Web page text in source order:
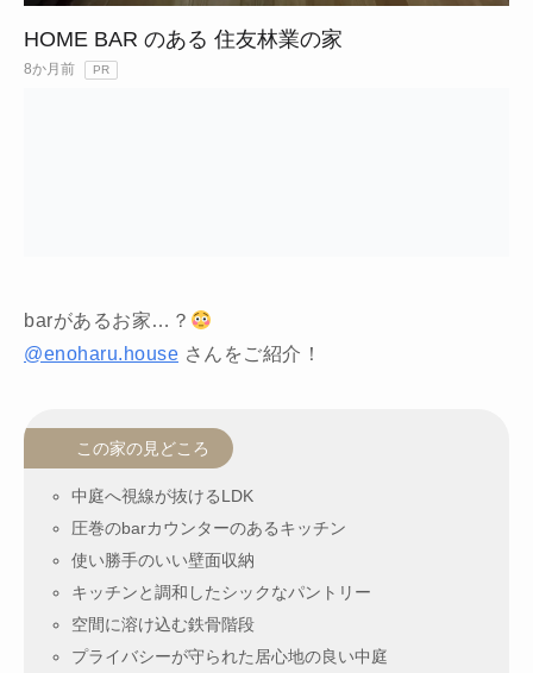
HOME BAR のある 住友林業の家
8か月前 PR
barがあるお家…？
@enoharu.house さんをご紹介！
この家の見どころ
中庭へ視線が抜けるLDK
圧巻のbarカウンターのあるキッチン
使い勝手のいい壁面収納
キッチンと調和したシックなパントリー
空間に溶け込む鉄骨階段
プライバシーが守られた居心地の良い中庭